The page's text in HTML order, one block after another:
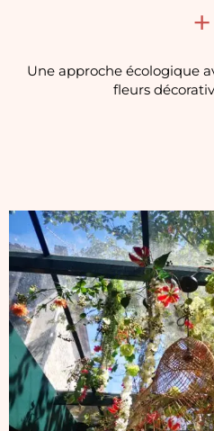
+
Une approche écologique
fleurs